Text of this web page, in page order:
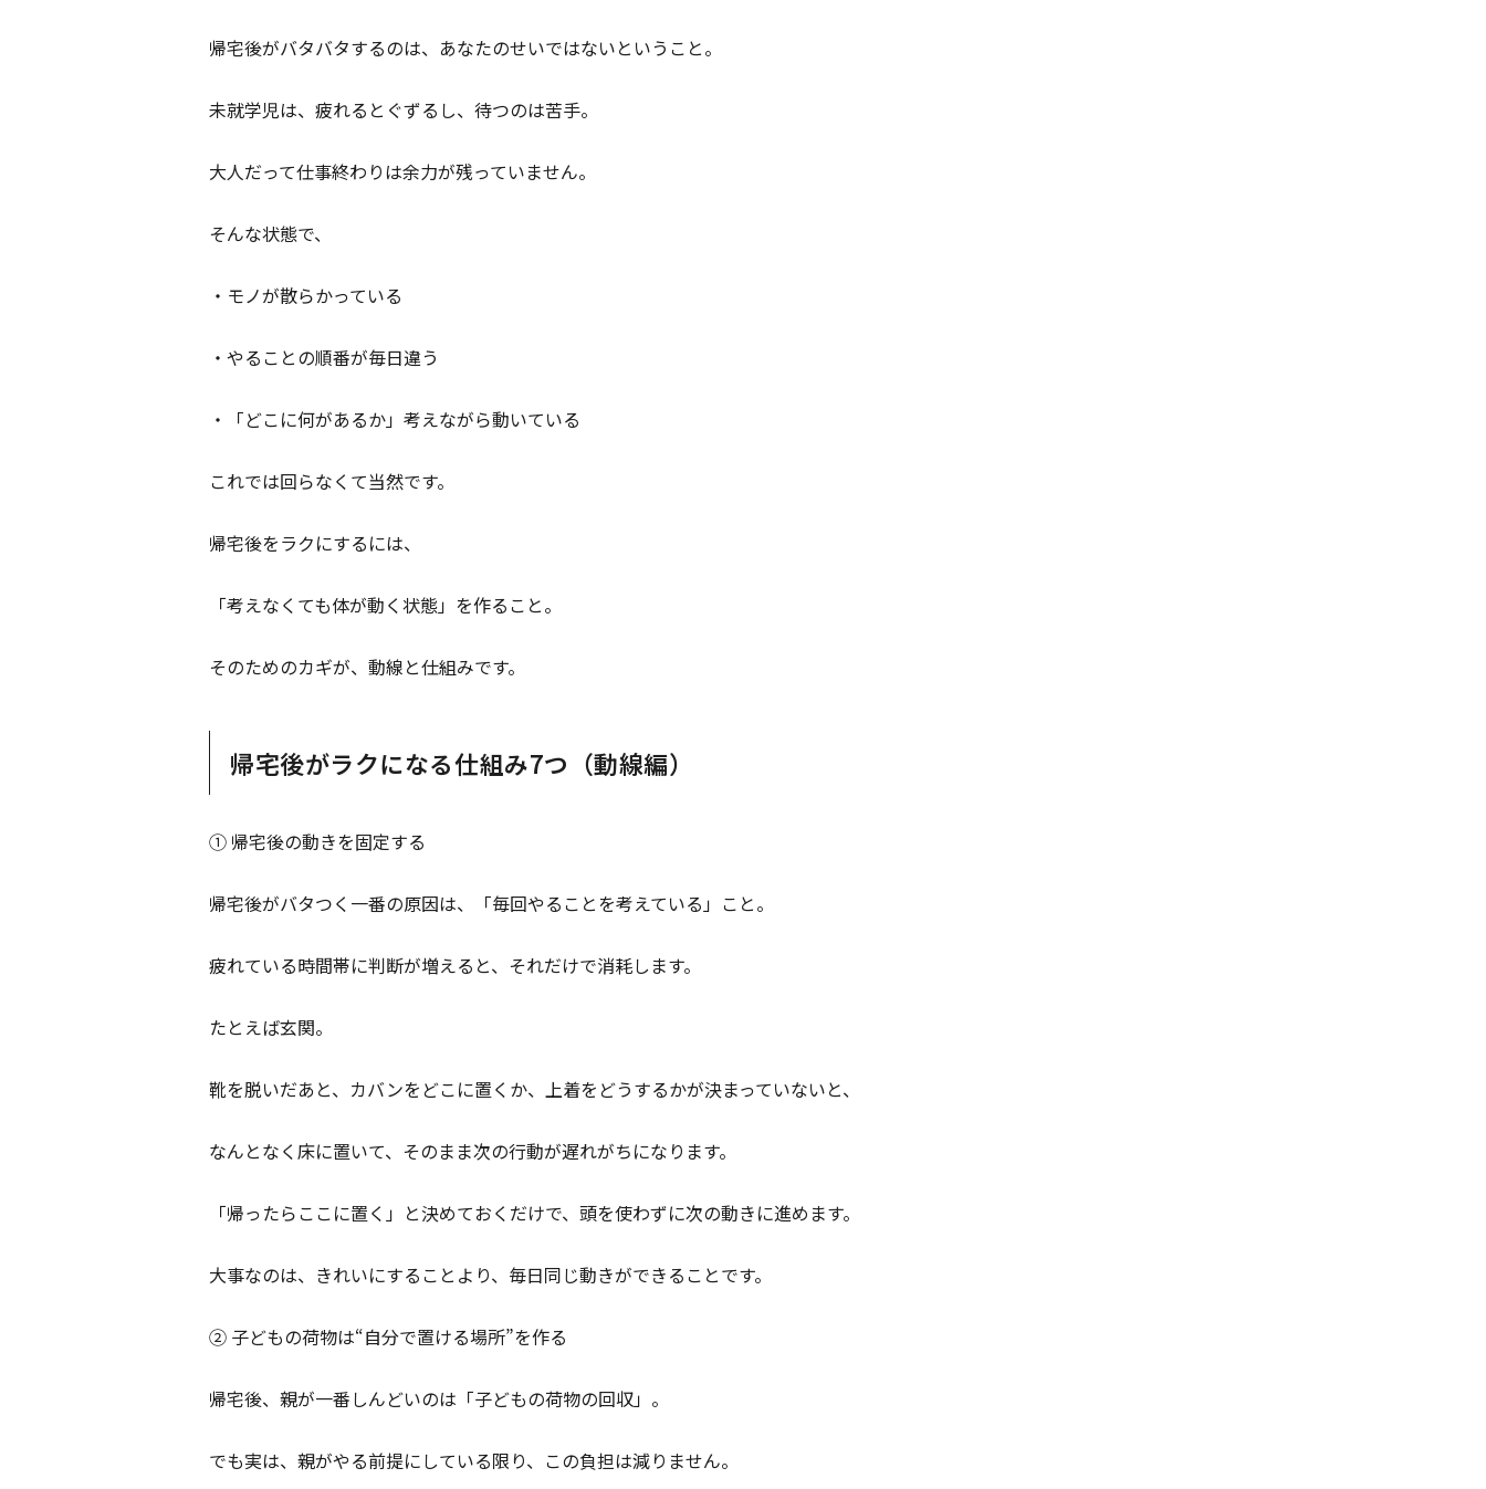
帰宅後がバタバタするのは、あなたのせいではないということ。
未就学児は、疲れるとぐずるし、待つのは苦手。
大人だって仕事終わりは余力が残っていません。
そんな状態で、
・モノが散らかっている
・やることの順番が毎日違う
・「どこに何があるか」考えながら動いている
これでは回らなくて当然です。
帰宅後をラクにするには、
「考えなくても体が動く状態」を作ること。
そのためのカギが、動線と仕組みです。
帰宅後がラクになる仕組み7つ（動線編）
① 帰宅後の動きを固定する
帰宅後がバタつく一番の原因は、「毎回やることを考えている」こと。
疲れている時間帯に判断が増えると、それだけで消耗します。
たとえば玄関。
靴を脱いだあと、カバンをどこに置くか、上着をどうするかが決まっていないと、
なんとなく床に置いて、そのまま次の行動が遅れがちになります。
「帰ったらここに置く」と決めておくだけで、頭を使わずに次の動きに進めます。
大事なのは、きれいにすることより、毎日同じ動きができることです。
② 子どもの荷物は“自分で置ける場所”を作る
帰宅後、親が一番しんどいのは「子どもの荷物の回収」。
でも実は、親がやる前提にしている限り、この負担は減りません。